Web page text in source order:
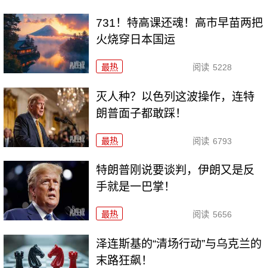
731！特高课还魂！高市早苗两把
火烧穿日本国运
最热 阅读 5228
灭人种？以色列这波操作，连特
朗普面子都敢踩！
最热 阅读 6793
特朗普刚说要谈判，伊朗又是反
手就是一巴掌！
最热 阅读 5656
泽连斯基的“清场行动”与乌克兰的
末路狂飙！